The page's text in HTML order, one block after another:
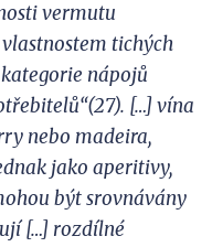
vermutu
tichých
nápojů
[…] vína
nebo madeira,
jako aperitivy,
být srovnávány
[…] rozdílné